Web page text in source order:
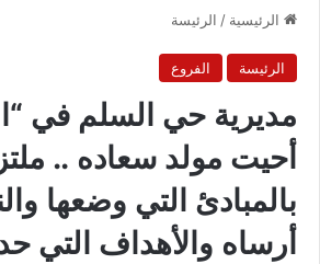
الرئيسية / الرئيسة
الرئيسة الفروع
مديرية حي السلم في
أحيت مولد سعاده ..
بالمبادئ التي وضعها
أرساه والأهداف التي